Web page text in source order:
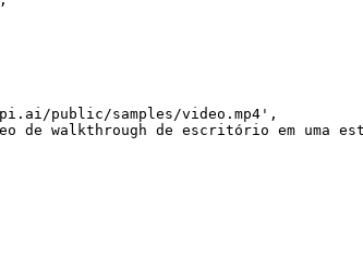
public/samples/video.mp4',
de walkthrough de escritório em uma